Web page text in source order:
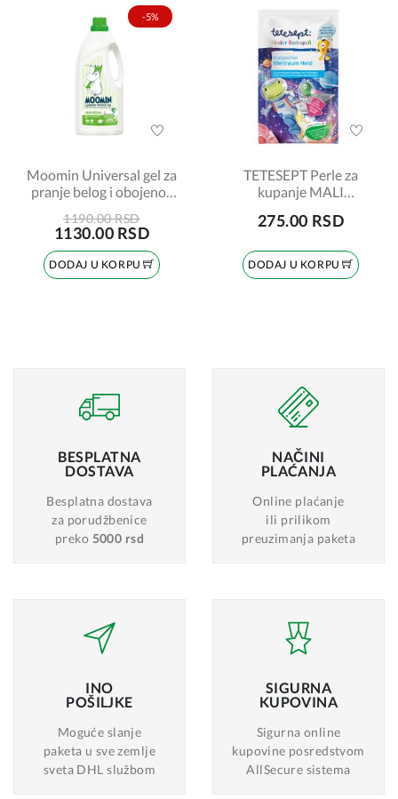
-5%
Moomin Universal gel za
pranje belog i obojenog
1190.00 RSD
1130.00 RSD
DODAJ U KORPU
TETESEPT Perle za
kupanje MALI
275.00 RSD
DODAJ U KORPU
BESPLATNA
DOSTAVA
Besplatna dostava
za porudžbenice
preko 5000 rsd
NAČINI
PLAĆANJA
Online plaćanje
ili prilikom
preuzimanja paketa
INO
POŠILJKE
Moguće slanje
paketa u sve zemlje
sveta DHL službom
SIGURNA
KUPOVINA
Sigurna online
kupovine posredstvom
AllSecure sistema